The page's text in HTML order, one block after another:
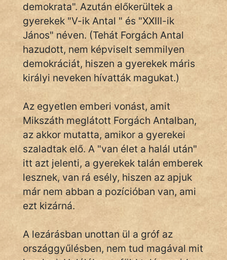
demokrata". Azután előkerültek a
gyerekek "V-ik Antal " és "XXIII-ik
János" néven. (Tehát Forgách Antal
hazudott, nem képviselt semmilyen
demokráciát, hiszen a gyerekek máris
királyi neveken hívatták magukat.)
Az egyetlen emberi vonást, amit
Mikszáth meglátott Forgách Antalban,
az akkor mutatta, amikor a gyerekei
szaladtak elő. A "van élet a halál után"
itt azt jelenti, a gyerekek talán emberek
lesznek, van rá esély, hiszen az apjuk
már nem abban a pozícióban van, ami
ezt kizárná.
A lezárásban unottan ül a gróf az
országgyűlésben, nem tud magával mit